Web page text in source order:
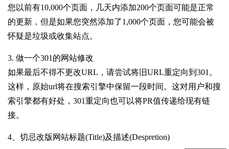
您以前有10,000个页面，几天内添加200个页面可能是正常
的更新，但是如果您突然添加了1,000个页面，您可能会被
怀疑是垃圾或收集站点。
3. 做一个301的网站修改
如果最后不得不更改URL，请尝试将旧URL重定向到301。
这样，原始url将在搜索引擎中保留一段时间。这对用户和搜
索引擎都有好处，301重定向也可以将PR值传递给现有链
接。
4、切忌改版网站标题(Title)及描述(Despretion)